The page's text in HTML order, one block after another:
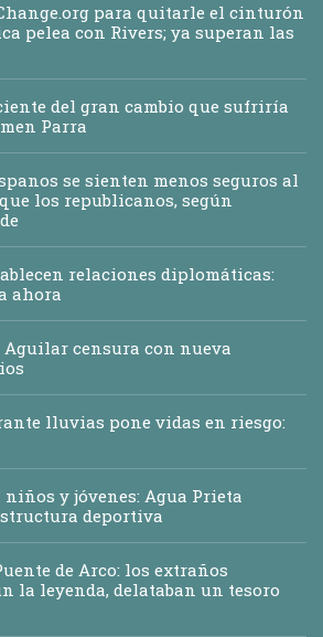
para quitarle el cinturón
pelea con Rivers; ya superan las
del gran cambio que sufriría
Parra
se sienten menos seguros al
los republicanos, según
relaciones diplomáticas:
ahora
Aguilar censura con nueva
lluvias pone vidas en riesgo:
y jóvenes: Agua Prieta
deportiva
de Arco: los extraños
la leyenda, delataban un tesoro